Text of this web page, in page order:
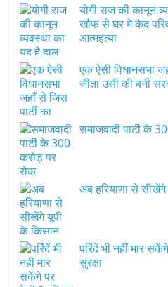
योगी राज की कानून
खौफ से घर मे कैद
आत्महत्या
एक ऐसी विधानसभा
जीता उसी की बनी
समाजवादी पार्टी के
अब हरियाणा से
परिंदें भी नहीं मार
सुरक्षा